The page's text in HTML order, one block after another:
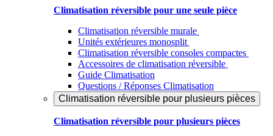
Climatisation réversible pour une seule pièce
Climatisation réversible murale
Unités extérieures monosplit
Climatisation réversible consoles compactes
Accessoires de climatisation réversible
Guide Climatisation
Questions / Réponses Climatisation
Climatisation réversible pour plusieurs pièces
Climatisation réversible pour plusieurs pièces